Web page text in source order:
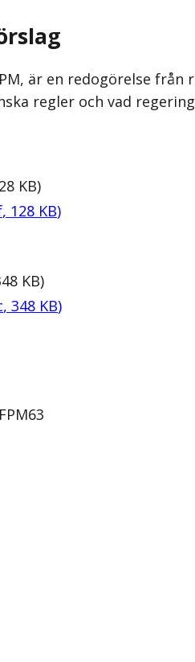
är en redogörelse
regler och vad
KB)
, 128 KB)
KB)
, 348 KB)